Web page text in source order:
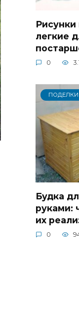
легкие
0
ПОДЕЛКИ
Будка
руками:
их
0